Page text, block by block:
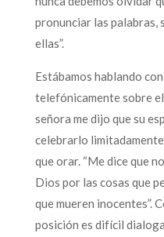
pronunciar las palabras,
ellas”.
Estábamos hablando
telefónicamente sobre
señora me dijo que su
celebrarlo
que orar. “Me dice que
Dios por las cosas que
que mueren inocentes”.
posición es difícil